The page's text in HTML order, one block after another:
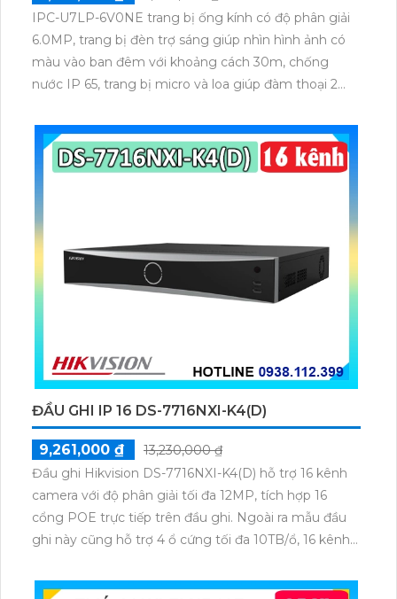
IPC-U7LP-6V0NE trang bị ống kính có độ phân giải
6.0MP, trang bị đèn trợ sáng giúp nhìn hình ảnh có
màu vào ban đêm với khoảng cách 30m, chống
nước IP 65, trang bị micro và loa giúp đàm thoại 2
độ một cách dễ dàng
ĐẦU GHI IP 16 DS-7716NXI-K4(D)
9,261,000 ₫
13,230,000 ₫
Đầu ghi Hikvision DS-7716NXI-K4(D) hỗ trợ 16 kênh
camera với độ phân giải tối đa 12MP, tích hợp 16
cổng POE trực tiếp trên đầu ghi. Ngoài ra mẫu đầu
ghi này cũng hỗ trợ 4 ổ cứng tối đa 10TB/ổ, 16 kênh
mặt thông minh.